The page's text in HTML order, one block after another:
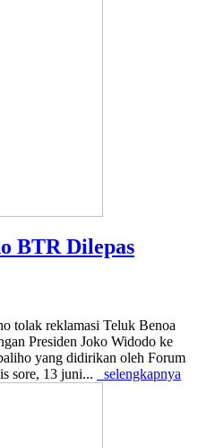
BTR Dilepas
tolak reklamasi Teluk Benoa
Presiden Joko Widodo ke
yang didirikan oleh Forum
sore, 13 juni...
selengkapnya